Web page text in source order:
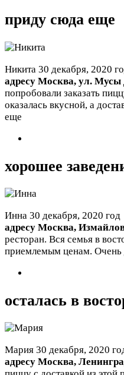
приду сюда еще
Никита 30 декабря, 2020
адресу Москва, ул. Мусы
попробовали заказать
оказалась вкусной, а
еще
хорошее
Инна 30 декабря, 2020 год
адресу Москва,
ресторан. Вся семья в
приемлемым ценам.
осталась в
Мария 30 декабря, 2020
адресу Москва,